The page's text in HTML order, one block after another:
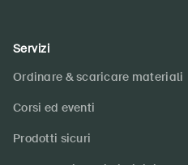
Servizi
Ordinare & scaricare materiali
Corsi ed eventi
Prodotti sicuri